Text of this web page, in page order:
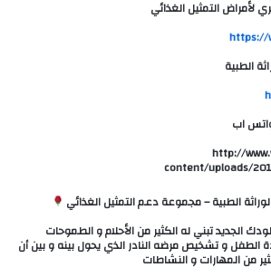
التمثيل الغذائي
https://
الطبية
اب
‏http://
content/uploads/
الطبية – مجموعة دعم التمثيل الغذائي
الجديد تبني له الكثير من الأحلام و الطموحات
الطفل و تشخيص مرضه النادر الذي يحول بينه و بين أن
من المهارات و النشاطات